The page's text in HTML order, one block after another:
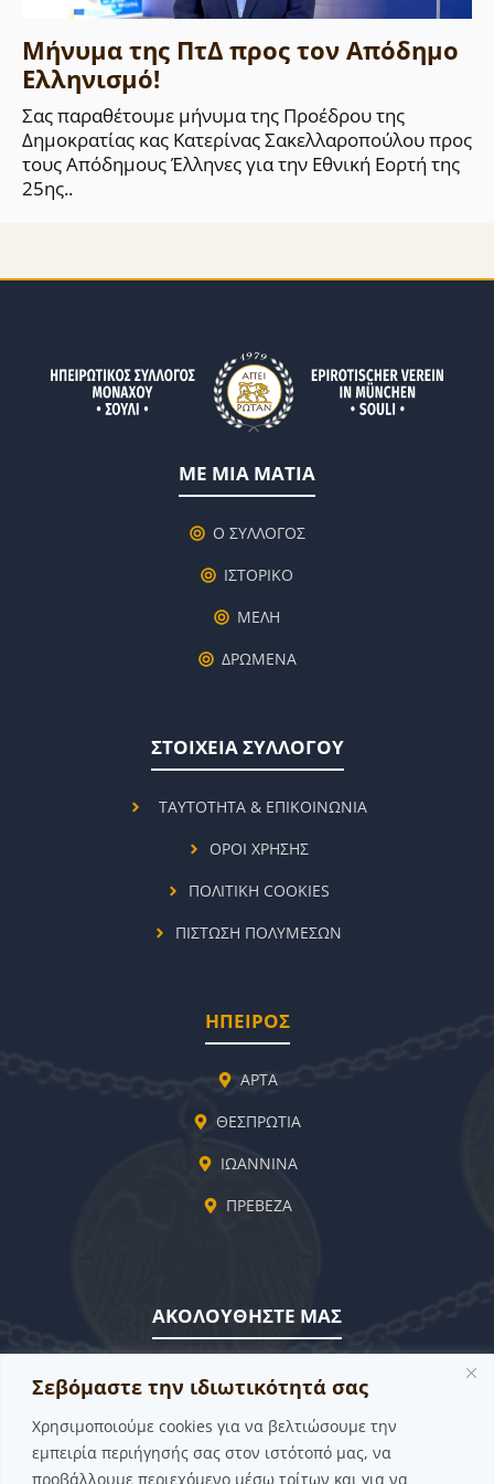
Σεβόμαστε την ιδιωτικότητά σας
Χρησιμοποιούμε cookies για να βελτιώσουμε την
εμπειρία περιήγησής σας στον ιστότοπό μας, να
προβάλλουμε περιεχόμενο μέσω τρίτων και για να
Μήνυμα της ΠτΔ προς τον Απόδημο
Ελληνισμό!
Σας παραθέτουμε μήνυμα της Προέδρου της
Δημοκρατίας κας Κατερίνας Σακελλαροπούλου προς
τους Απόδημους Έλληνες για την Εθνική Εορτή της
25ης..
ΜΕ ΜΙΑ ΜΑΤΙΑ
Ο ΣΥΛΛΟΓΟΣ
ΙΣΤΟΡΙΚΟ
ΜΕΛΗ
ΔΡΩΜΕΝΑ
ΗΠΕΙΡΟΣ
ΑΡΤΑ
ΘΕΣΠΡΩΤΙΑ
ΙΩΑΝΝΙΝΑ
ΠΡΕΒΕΖΑ
ΣΤΟΙΧΕΙΑ ΣΥΛΛΟΓΟΥ
ΤΑΥΤΟΤΗΤΑ & ΕΠΙΚΟΙΝΩΝΙΑ
ΟΡΟΙ ΧΡΗΣΗΣ
ΠΟΛΙΤΙΚΗ COOKIES
ΠΙΣΤΩΣΗ ΠΟΛΥΜΕΣΩΝ
ΑΚΟΛΟΥΘΗΣΤΕ ΜΑΣ
FACEBOOK
YOUTUBE
ΓΙΝΕ ΜΕΛΟΣ